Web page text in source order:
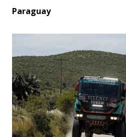
Paraguay